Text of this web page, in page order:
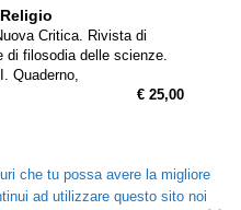
Religio
Critica. Rivista di
di filosodia delle scienze.
Quaderno,
€ 25,00
che tu possa avere la migliore
ad utilizzare questo sito noi